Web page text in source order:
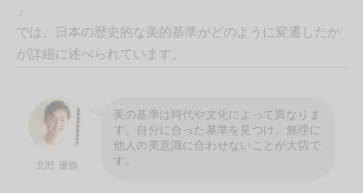
では、日本の歴史的な美的基準がどのように変遷したか
が詳細に述べられています。
北野 優旗
美の基準は時代や文化によって異なりま
す。自分に合った基準を見つけ、無理に
他人の美意識に合わせないことが大切で
す。